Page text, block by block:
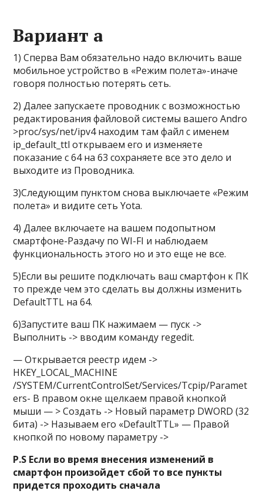
Вариант a
1) Сперва Вам обязательно надо включить ваше
мобильное устройство в «Режим полета»-иначе
говоря полностью потерять сеть.
2) Далее запускаете проводник с возможностью
редактирования файловой системы вашего Andro
>proc/sys/net/ipv4 находим там файл с именем
ip_default_ttl открываем его и изменяете
показание с 64 на 63 сохраняете все это дело и
выходите из Проводника.
3)Следующим пунктом снова выключаете «Режим
полета» и видите сеть Yota.
4) Далее включаете на вашем подопытном
смартфоне-Раздачу по WI-FI и наблюдаем
функциональность этого но и это еще не все.
5)Если вы решите подключать ваш смартфон к ПК
то прежде чем это сделать вы должны изменить
DefaultTTL на 64.
6)Запустите ваш ПК нажимаем — пуск ->
Выполнить -> вводим команду regedit.
— Открывается реестр идем ->
HKEY_LOCAL_MACHINE
/SYSTEM/CurrentControlSet/Services/Tcpip/Paramet
ers- В правом окне щелкаем правой кнопкой
мыши — > Создать -> Новый параметр DWORD (32
бита) -> Называем его «DefaultTTL» — Правой
кнопкой по новому параметру ->
P.S Если во время внесения изменений в
смартфон произойдет сбой то все пункты
придется проходить сначала